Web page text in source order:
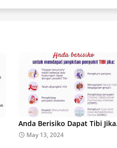
Anda Berisiko Dapat Tibi
May 13, 2024